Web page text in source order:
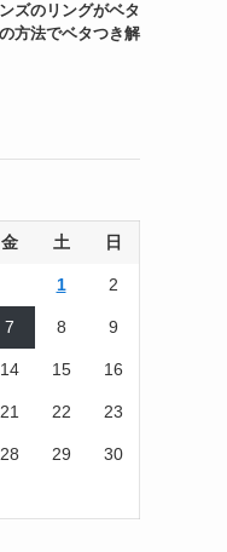
ズのリングがベタ
方法でベタつき解
金 土 日
1 2
7 8 9
14 15 16
21 22 23
28 29 30